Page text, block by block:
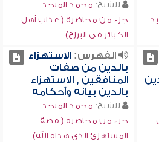
للشيخ: محمد المنجد
جزء من محاضرة ( عذاب أهل
الكبائر في البرزخ)
الفهرس:الاستهزاء
بالدين من صفات
المنافقين , الاستهزاء
بالدين بيانه وأحكامه
للشيخ: محمد المنجد
جزء من محاضرة ( قصة
المستهزئ الذي هداه الله)